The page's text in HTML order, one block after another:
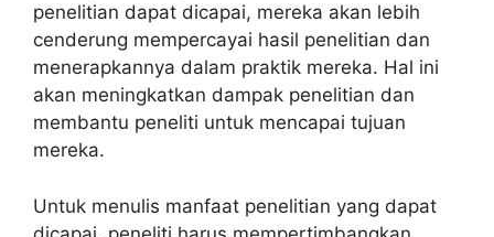
penelitian dapat dicapai, mereka akan lebih
cenderung mempercayai hasil penelitian dan
menerapkannya dalam praktik mereka. Hal ini
akan meningkatkan dampak penelitian dan
membantu peneliti untuk mencapai tujuan
mereka.
Untuk menulis manfaat penelitian yang dapat